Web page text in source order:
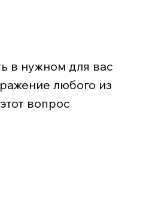
в нужном для вас
любого из
вопрос